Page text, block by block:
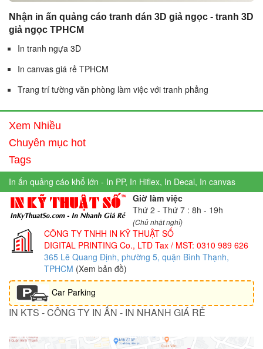
Nhận in ấn quảng cáo tranh dán 3D giả ngọc - tranh 3D
giả ngọc TPHCM
In tranh ngựa 3D
In canvas giá rẻ TPHCM
Trang trí tường văn phòng làm việc với tranh phẳng
Xem Nhiều
Chuyên mục hot
Tags
In ấn quảng cáo khổ lớn - In PP, In Hiflex, In Decal, In canvas
Giờ làm việc
Thứ 2 - Thứ 7 : 8h - 19h
(Chủ nhật nghỉ)
CÔNG TY TNHH IN KỸ THUẬT SỐ
DIGITAL PRINTING Co., LTD Tax / MST: 0310 989 626
365 Lê Quang Định, phường 5, quận Bình Thạnh,
TPHCM (Xem bản đồ)
Car Parking
IN KTS - CÔNG TY IN ẤN - IN NHANH GIÁ RẺ